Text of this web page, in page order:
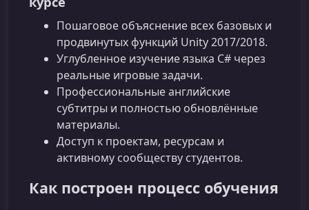
Пошаговое объяснение всех базовых и
продвинутых функций Unity 2017/2018.
Углубленное изучение языка C# через
реальные игровые задачи.
Профессиональные английские
субтитры и полностью обновлённые
материалы.
Доступ к проектам, ресурсам и
активному сообществу студентов.
Как построен процесс обучения